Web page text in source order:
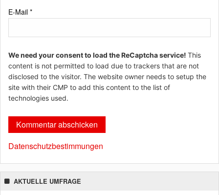
E-Mail *
We need your consent to load the ReCaptcha service! This
content is not permitted to load due to trackers that are not
disclosed to the visitor. The website owner needs to setup the
site with their CMP to add this content to the list of
technologies used.
Datenschutzbestimmungen
AKTUELLE UMFRAGE